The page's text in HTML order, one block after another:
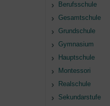
Berufsschule
Gesamtschule
Grundschule
Gymnasium
Hauptschule
Montessori
Realschule
Sekundarstufe